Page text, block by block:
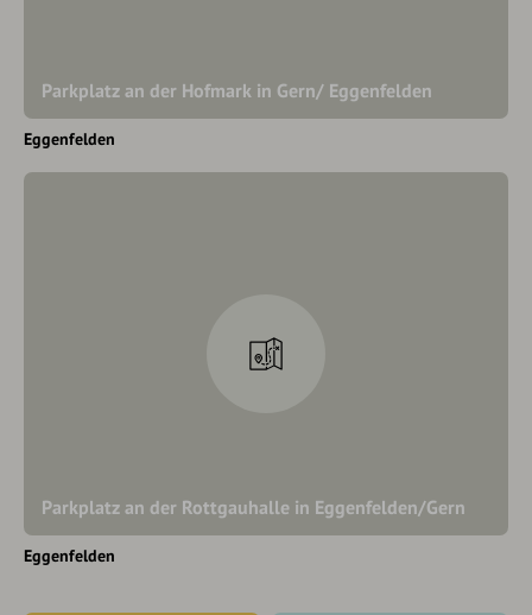
Parkplatz an der Hofmark in Gern/ Eggenfelden
Eggenfelden
Parkplatz an der Rottgauhalle in Eggenfelden/Gern
Eggenfelden